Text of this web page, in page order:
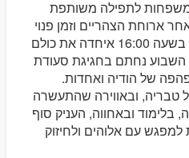
לתפילה משותפת
(12:30–13:15). לאחר ארוחת הצהריים וזמן פנוי
למנוחה, פעילות משפחתית בשעה 16:00 איחדה את כולם
השבוע נחתם בחגיגת סעודת
טבריה, ובאווירה שהתעשרה
ובאחווה, העניק סוף
עם אלוהים ולחיזוק